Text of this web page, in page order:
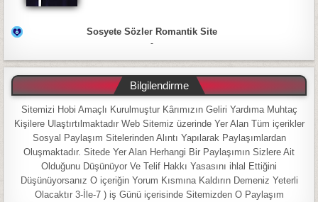
Sosyete Sözler Romantik Site
-
Bilgilendirme
Sitemizi Hobi Amaçlı Kurulmuştur Kârımızın Geliri Yardıma Muhtaç
Kişilere Ulaştırtılmaktadır Web Sitemiz üzerinde Yer Alan Tüm içerikler
Sosyal Paylaşım Sitelerinden Alıntı Yapılarak Paylaşımlardan
Oluşmaktadır. Sitede Yer Alan Herhangi Bir Paylaşımın Sizlere Ait
Olduğunu Düşünüyor Ve Telif Hakkı Yasasını ihlal Ettiğini
Düşünüyorsanız O içeriğin Yorum Kısmına Kaldırın Demeniz Yeterli
Olacaktır 3-İle-7 ) iş Günü içerisinde Sitemizden O Paylaşım